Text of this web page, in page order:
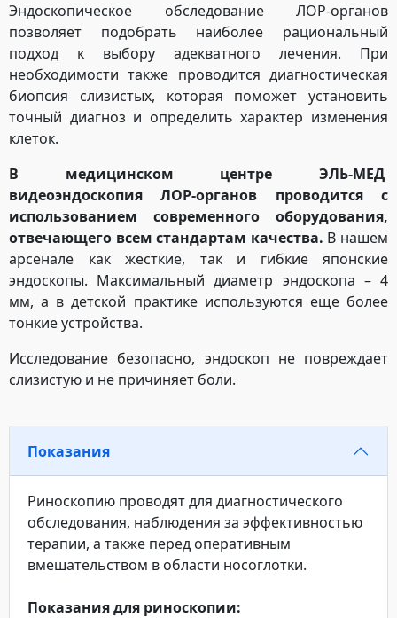
Эндоскопическое обследование ЛОР-органов
позволяет подобрать наиболее рациональный
подход к выбору адекватного лечения. При
необходимости также проводится диагностическая
биопсия слизистых, которая поможет установить
точный диагноз и определить характер изменения
клеток.
В медицинском центре ЭЛЬ-МЕД
видеоэндоскопия ЛОР-органов проводится с
использованием современного оборудования,
отвечающего всем стандартам качества. В нашем
арсенале как жесткие, так и гибкие японские
эндоскопы. Максимальный диаметр эндоскопа – 4
мм, а в детской практике используются еще более
тонкие устройства.
Исследование безопасно, эндоскоп не повреждает
слизистую и не причиняет боли.
Показания
Риноскопию проводят для диагностического
обследования, наблюдения за эффективностью
терапии, а также перед оперативным
вмешательством в области носоглотки.
Показания для риноскопии: